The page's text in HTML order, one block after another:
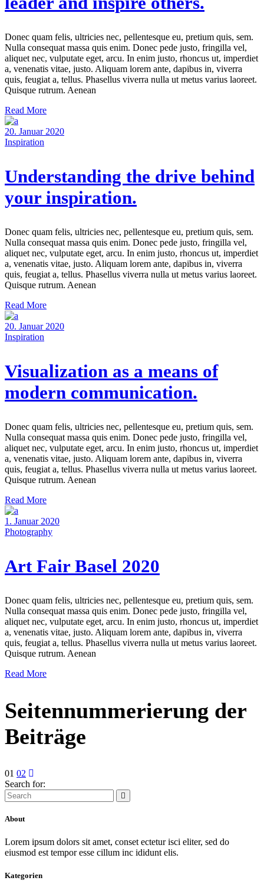
Donec quam felis, ultricies nec, pellentesque eu, pretium quis, sem.
Nulla consequat massa quis enim. Donec pede justo, fringilla vel,
aliquet nec, vulputate eget, arcu. In enim justo, rhoncus ut, imperdiet
a, venenatis vitae, justo. Aliquam lorem ante, dapibus in, viverra
quis, feugiat a, tellus. Phasellus viverra nulla ut metus varius laoreet.
Quisque rutrum. Aenean
Read More
20. Januar 2020
Inspiration
Understanding the drive behind
your inspiration.
Donec quam felis, ultricies nec, pellentesque eu, pretium quis, sem.
Nulla consequat massa quis enim. Donec pede justo, fringilla vel,
aliquet nec, vulputate eget, arcu. In enim justo, rhoncus ut, imperdiet
a, venenatis vitae, justo. Aliquam lorem ante, dapibus in, viverra
quis, feugiat a, tellus. Phasellus viverra nulla ut metus varius laoreet.
Quisque rutrum. Aenean
Read More
20. Januar 2020
Inspiration
Visualization as a means of
modern communication.
Donec quam felis, ultricies nec, pellentesque eu, pretium quis, sem.
Nulla consequat massa quis enim. Donec pede justo, fringilla vel,
aliquet nec, vulputate eget, arcu. In enim justo, rhoncus ut, imperdiet
a, venenatis vitae, justo. Aliquam lorem ante, dapibus in, viverra
quis, feugiat a, tellus. Phasellus viverra nulla ut metus varius laoreet.
Quisque rutrum. Aenean
Read More
1. Januar 2020
Photography
Art Fair Basel 2020
Donec quam felis, ultricies nec, pellentesque eu, pretium quis, sem.
Nulla consequat massa quis enim. Donec pede justo, fringilla vel,
aliquet nec, vulputate eget, arcu. In enim justo, rhoncus ut, imperdiet
a, venenatis vitae, justo. Aliquam lorem ante, dapibus in, viverra
quis, feugiat a, tellus. Phasellus viverra nulla ut metus varius laoreet.
Quisque rutrum. Aenean
Read More
Seitennummerierung der
Beiträge
01 02
Search for:
About
Lorem ipsum dolors sit amet, conset ectetur isci eliter, sed do
eiusmod est tempor esse cillum inc ididunt elis.
Kategorien